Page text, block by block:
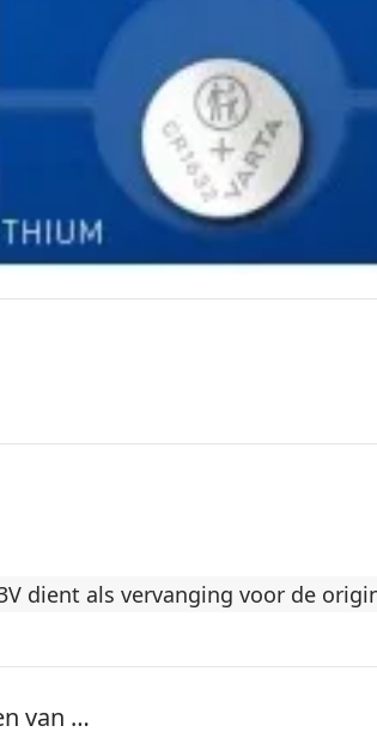
dient als vervanging voor de
van …